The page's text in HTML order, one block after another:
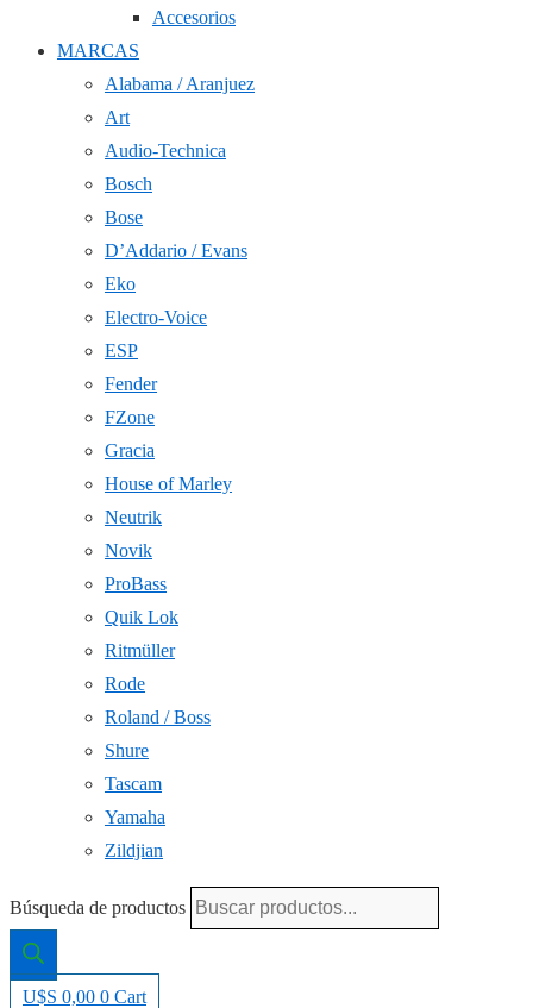
Accesorios
MARCAS
Alabama / Aranjuez
Art
Audio-Technica
Bosch
Bose
D’Addario / Evans
Eko
Electro-Voice
ESP
Fender
FZone
Gracia
House of Marley
Neutrik
Novik
ProBass
Quik Lok
Ritmüller
Rode
Roland / Boss
Shure
Tascam
Yamaha
Zildjian
Búsqueda de productos
U$S 0,00 0 Cart